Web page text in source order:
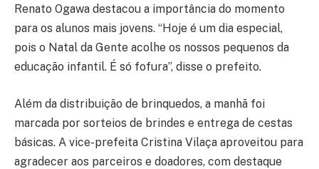
Renato Ogawa destacou a importância do momento
para os alunos mais jovens. “Hoje é um dia especial,
pois o Natal da Gente acolhe os nossos pequenos da
educação infantil. É só fofura”, disse o prefeito.
Além da distribuição de brinquedos, a manhã foi
marcada por sorteios de brindes e entrega de cestas
básicas. A vice-prefeita Cristina Vilaça aproveitou para
agradecer aos parceiros e doadores, com destaque